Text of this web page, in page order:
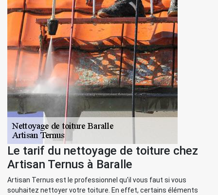
Le tarif du nettoyage de toiture chez
Artisan Ternus à Baralle
Artisan Ternus est le professionnel qu'il vous faut si vous
souhaitez nettoyer votre toiture. En effet, certains éléments